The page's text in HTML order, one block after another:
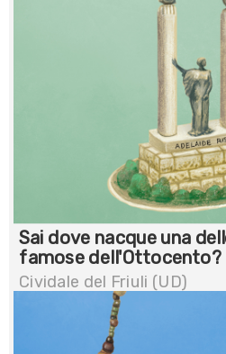
Sai dove nacque una
famose dell'Ottocento?
Cividale del Friuli (UD)